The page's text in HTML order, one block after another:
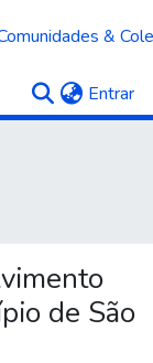
&
Entrar
de São